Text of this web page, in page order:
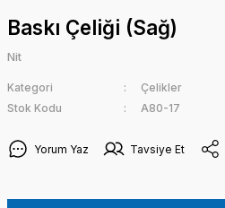
Baskı Çeliği (Sağ)
Nit
Kategori
Çelikler
Stok Kodu
A80-17
Yorum Yaz Tavsiye Et